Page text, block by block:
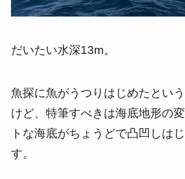
だいたい水深13m。
魚探に魚がうつりはじめたとい
けど、特筆すべきは海底地形の
トな海底がちょうどで凸凹しは
す。